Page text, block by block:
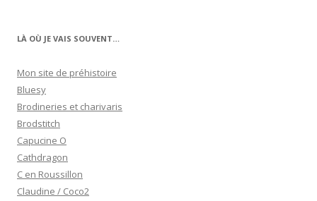
LÀ OÙ JE VAIS SOUVENT…
Mon site de préhistoire
Bluesy
Brodineries et charivaris
Brodstitch
Capucine O
Cathdragon
C en Roussillon
Claudine / Coco2